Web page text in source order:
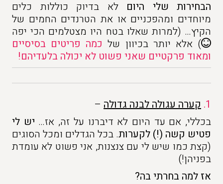
הבחירות שלי היום לא בדיוק כוללות כלים
מיוחדים ומהפכניים או את הטרנדים החמים של
הקיץ… (למרות שאלו בטח היו מצטלמים הכי יפה
) אלא יותר בכיוון שלכמה פריטים בסיסיים
ומאוד פרקטיים שאני פשוט לא יכולה בלעדיהם!
1. קערה עגולה לבנה גדולה –
בכללי, אם עד היום לא דיברנו על זה, אז… יש לי
פטיש קשה (!) לקערות. בכל הגדלים ומכל הסוגים
(קצת כמו שיש לי עם צנצנות, אני פשוט לא עומדת
בפניהן!)
אז למה בחרתי בה?